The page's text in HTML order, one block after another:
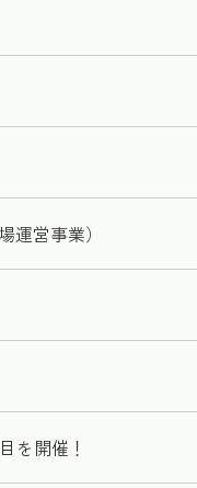
営事業）
を開催！